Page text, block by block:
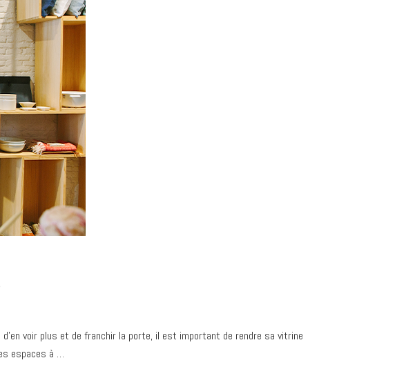
voir plus et de franchir la porte, il est important de rendre sa vitrine
espaces à …